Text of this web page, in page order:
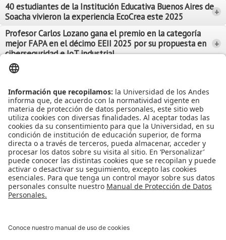
Leer Más
Leer Más
Leer Más
Leer Más
Leer Más
40 estudiantes de la Institución Educativa Buenos Aires de
Soacha vivieron la experiencia EcoCrea este 2025
+
Leer Más
Profesor Carlos Lozano gana el premio en la categoría
mejor FAPA en el décimo EEII 2025 por su propuesta en
ciberseguridad e IoT industrial
+
Leer Más
Ver más Noticias...
Ver más Eventos...
Apoyo Financiero
Reconocimiento como Universidad: Decreto 1297 del 30 de mayo de